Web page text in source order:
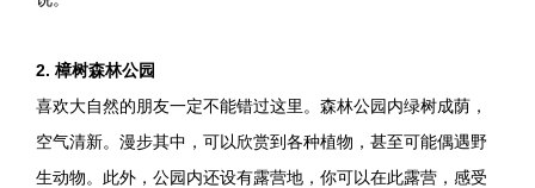
2. 樟树森林公园
喜欢大自然的朋友一定不能错过这里。森林公园内绿树成荫，
空气清新。漫步其中，可以欣赏到各种植物，甚至可能偶遇野
生动物。此外，公园内还设有露营地，你可以在此露营，感受